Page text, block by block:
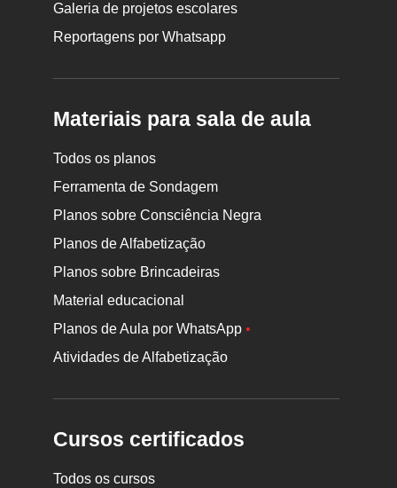
Galeria de projetos escolares
Reportagens por Whatsapp
Materiais para sala de aula
Todos os planos
Ferramenta de Sondagem
Planos sobre Consciência Negra
Planos de Alfabetização
Planos sobre Brincadeiras
Material educacional
Planos de Aula por WhatsApp•
Atividades de Alfabetização
Cursos certificados
Todos os cursos